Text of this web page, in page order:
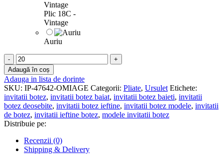
Plic 18C -
Vintage
Auriu
Cantitate
Invitatii
botez
Ursuleti
-
Pliate
-
IBP-
76
Adaugă în coș
Adauga in lista de dorinte
SKU: IP-47642-OMIAGE Categorii: Pliate, Ursulet Etichete:
invitatii botez, invitatii botez baiat, invitatii botez baieti, invitatii
botez deosebite, invitatii botez ieftine, invitatii botez modele, invitatii
de botez, invitatii ieftine botez, modele invitatii botez
Distribuie pe:
Recenzii (0)
Shipping & Delivery